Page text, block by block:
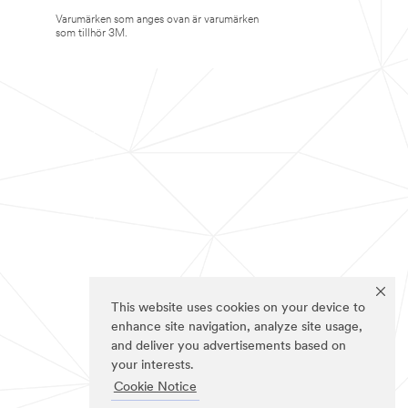
This website uses cookies on your device to
enhance site navigation, analyze site usage,
and deliver you advertisements based on
your interests.
Cookie Notice
Varumärken som anges ovan är varumärken
som tillhör 3M.